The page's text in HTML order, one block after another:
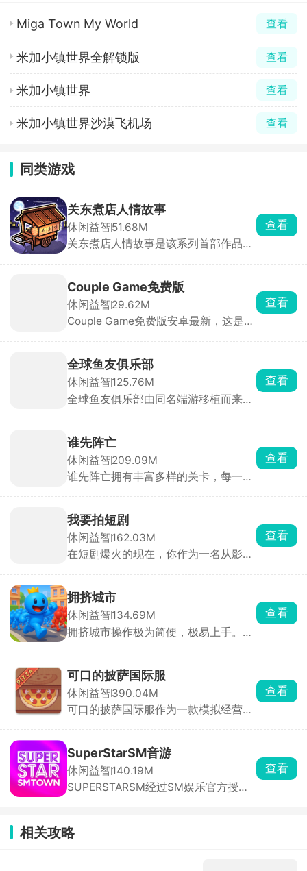
Miga Town My World 查看
米加小镇世界全解锁版 查看
米加小镇世界 查看
米加小镇世界沙漠飞机场 查看
同类游戏
关东煮店人情故事
休闲益智51.68M
关东煮店人情故事是该系列首部作品，
夜营业的关东煮小店，玩家扮演老板，
为每晚到访的客人准备热腾腾的关东
煮。每一位个性十足的深夜来客，都会
向你倾诉工作与生活中的苦楚与抱怨。
查看
Couple Game免费版
休闲益智29.62M
Couple Game免费版安卓最新，这是一
设立了温和、热辣以及猛烈三种模式，
获取随机题目，适用于情侣或者朋友之
间的问答，使其更加的了解彼此，拉近
彼此的距离。
查看
全球鱼友俱乐部
休闲益智125.76M
全球鱼友俱乐部由同名端游移植而来，
考，你只需要钓起各种各样的小鱼，解
锁图鉴，还能让同种鱼群繁殖后代。超
多鱼缸主题任你挑选，搭配丰富装饰物
打造专属水族箱，画面精致、氛围温馨
查看
谁先阵亡
休闲益智209.09M
谁先阵亡拥有丰富多样的关卡，每一关
自由匹配不同对手，操控火柴人移动、
投掷武器展开激烈对战，可使用的武器
道具十分丰富，木棒、火箭炮、手雷等
应有尽有。游戏目标简单直接，就是先
查看
我要拍短剧
休闲益智162.03M
在短剧爆火的现在，你作为一名从影视
演员，从构思剧本、选择题材到短剧上
线，全程亲力亲为。签约演员时，需综
合评估其发展潜力、商业价值与资质，
随后通过专业培养提升他们的演技。随
查看
拥挤城市
休闲益智134.69M
拥挤城市操作极为简便，极易上手。在
意穿梭。游戏规则通俗易懂，当你的小
人群体数量超过其他玩家时，便能将对
方的小人纳入麾下，让自己的队伍愈发
壮大；反之，若己方人数处于劣势，就
第一名的桂冠。别看游戏玩法简单直
白，实则暗藏诸多技巧。何时主动出
击、何时暂避锋芒，都需要玩家精心谋
划。每一次决策都可能影响战局走向，
去探索其中的奥秘。快来加入这场刺激
的挑战，看看你能否凭借智慧与策略，
查看
可口的披萨国际服
休闲益智390.04M
可口的披萨国际服作为一款模拟经营兼
故事。可口的披萨国际服主要采用点击
放置操作方式，在披萨上涂抹酱料，放
置食材，最后进行拖动切割，根据顾客
的口味需求，使用各种各样的食材进行
查看
SuperStarSM音游
休闲益智140.19M
SUPERSTARSM经过SM娱乐官方授
到判定线的瞬间点击屏幕完成击打，精
准敲击即可积累分数、推进曲目演奏。
查看
相关攻略